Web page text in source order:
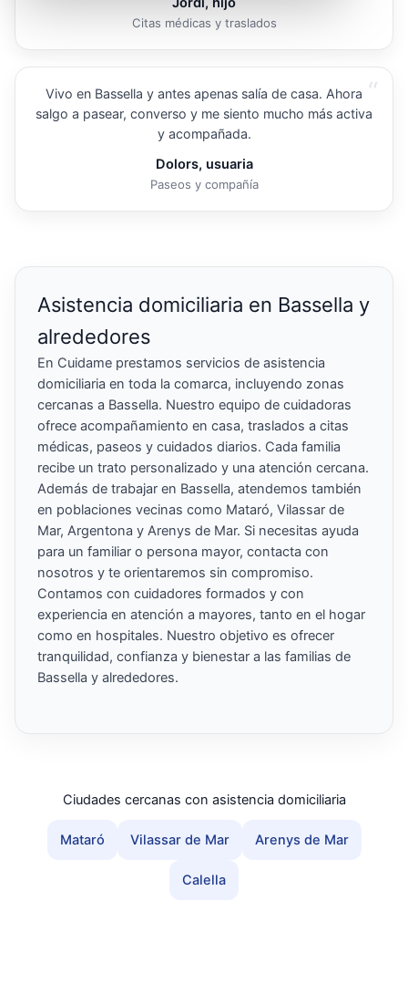
Citas médicas y traslados
“
Vivo en Bassella y antes apenas salía de casa. Ahora
salgo a pasear, converso y me siento mucho más activa
y acompañada.
Dolors, usuaria
Paseos y compañía
Asistencia domiciliaria en Bassella y
alrededores
En Cuidame prestamos servicios de asistencia
domiciliaria en toda la comarca, incluyendo zonas
cercanas a Bassella. Nuestro equipo de cuidadoras
ofrece acompañamiento en casa, traslados a citas
médicas, paseos y cuidados diarios. Cada familia
recibe un trato personalizado y una atención cercana.
Además de trabajar en Bassella, atendemos también
en poblaciones vecinas como Mataró, Vilassar de
Mar, Argentona y Arenys de Mar. Si necesitas ayuda
para un familiar o persona mayor, contacta con
nosotros y te orientaremos sin compromiso.
Contamos con cuidadores formados y con
experiencia en atención a mayores, tanto en el hogar
como en hospitales. Nuestro objetivo es ofrecer
tranquilidad, confianza y bienestar a las familias de
Bassella y alrededores.
Ciudades cercanas con asistencia domiciliaria
Mataró Vilassar de Mar Arenys de Mar
Calella